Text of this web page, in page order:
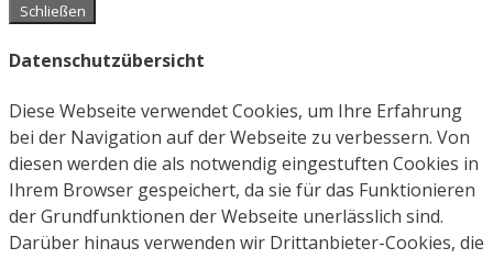
Schließen
Datenschutzübersicht
Diese Webseite verwendet Cookies, um Ihre Erfahrung
bei der Navigation auf der Webseite zu verbessern. Von
diesen werden die als notwendig eingestuften Cookies in
Ihrem Browser gespeichert, da sie für das Funktionieren
der Grundfunktionen der Webseite unerlässlich sind.
Darüber hinaus verwenden wir Drittanbieter-Cookies, die